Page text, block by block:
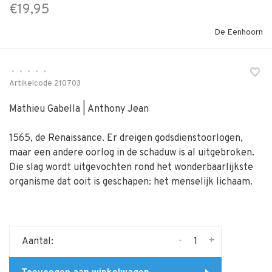
€19,95
De Eenhoorn
• • • •
•
Artikelcode 210703
Mathieu Gabella | Anthony Jean
1565, de Renaissance. Er dreigen godsdienstoorlogen,
maar een andere oorlog in de schaduw is al uitgebroken.
Die slag wordt uitgevochten rond het wonderbaarlijkste
organisme dat ooit is geschapen: het menselijk lichaam.
Aantal: +
-